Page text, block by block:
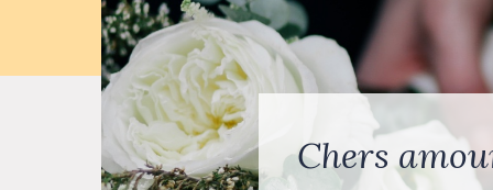
Chers